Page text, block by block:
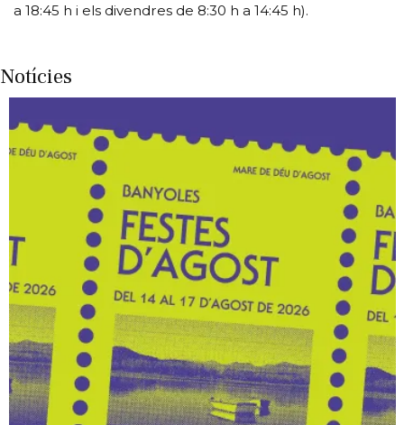
a 18:45 h i els divendres de 8:30 h a 14:45 h).
Notícies